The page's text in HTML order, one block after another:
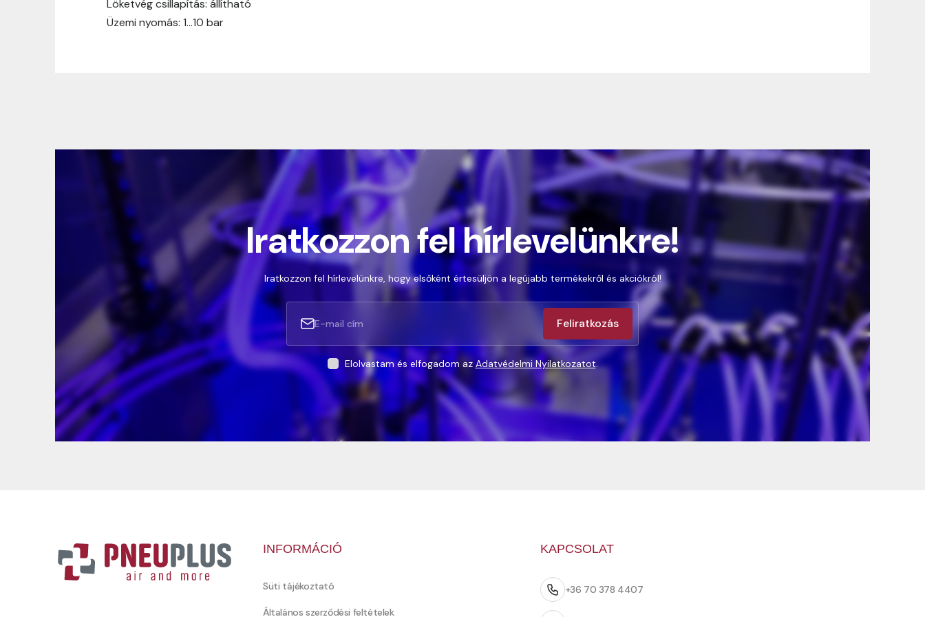
Löketvég csillapítás: állítható
Üzemi nyomás: 1…10 bar
Iratkozzon fel hírlevelünkre!
Iratkozzon fel hírlevelünkre, hogy elsőként értesüljön a legújabb termékekről és akciókról!
Feliratkozás
Elolvastam és elfogadom azAdatvédelmi Nyilatkozatot.
INFORMÁCIÓ
Süti tájékoztató
Általános szerződési feltételek
KAPCSOLAT
+36 70 378 4407